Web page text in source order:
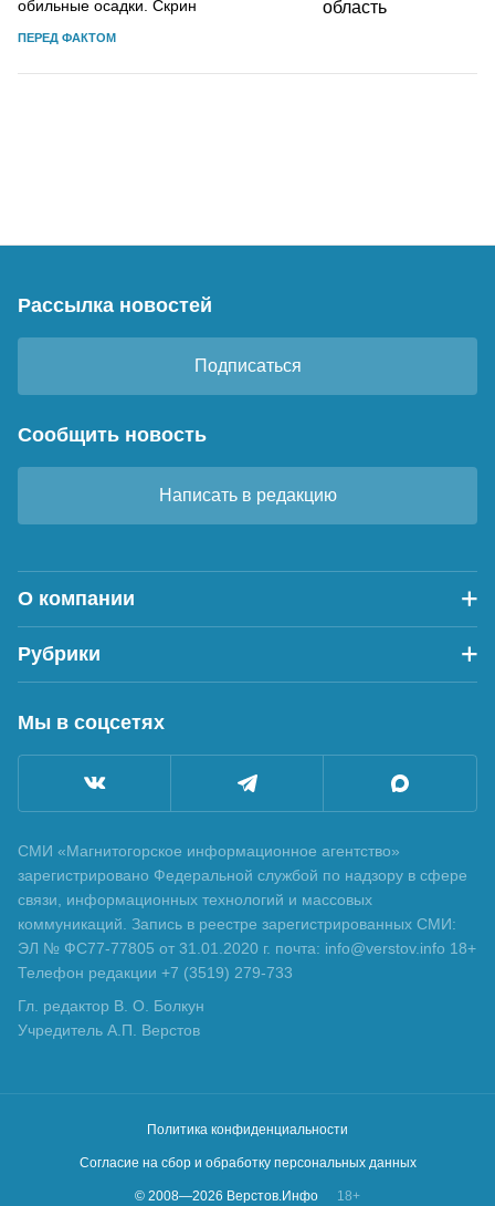
обильные осадки. Скрин
ПЕРЕД ФАКТОМ
Рассылка новостей
Подписаться
Сообщить новость
Написать в редакцию
О компании
Рубрики
Мы в соцсетях
СМИ «Магнитогорское информационное агентство»
зарегистрировано Федеральной службой по надзору в сфере
связи, информационных технологий и массовых
коммуникаций. Запись в реестре зарегистрированных СМИ:
ЭЛ № ФС77-77805 от 31.01.2020 г. почта: info@verstov.info 18+
Телефон редакции +7 (3519) 279-733
Гл. редактор В. О. Болкун
Учредитель А.П. Верстов
Политика конфиденциальности
Согласие на сбор и обработку персональных данных
© 2008—2026 Верстов.Инфо 18+